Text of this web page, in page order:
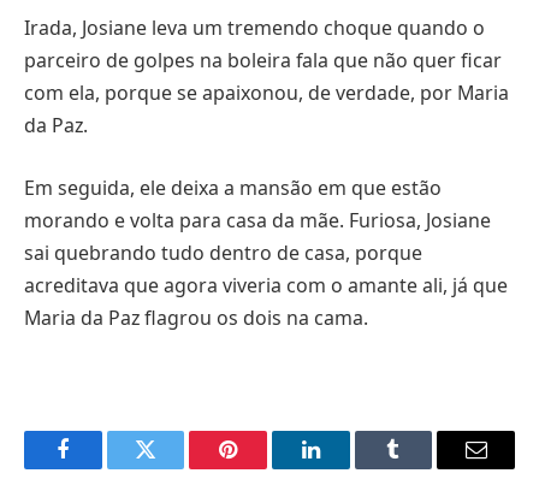
Irada, Josiane leva um tremendo choque quando o
parceiro de golpes na boleira fala que não quer ficar
com ela, porque se apaixonou, de verdade, por Maria
da Paz.
Em seguida, ele deixa a mansão em que estão
morando e volta para casa da mãe. Furiosa, Josiane
sai quebrando tudo dentro de casa, porque
acreditava que agora viveria com o amante ali, já que
Maria da Paz flagrou os dois na cama.
FacebookTwitter Pinterest LinkedInTumblr
E-